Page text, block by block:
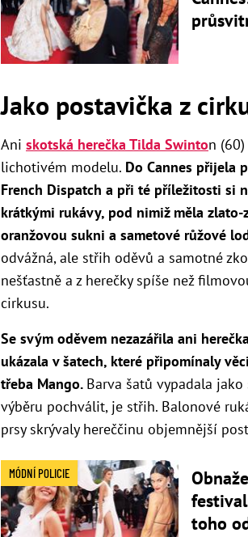
Jako postavička z
Ani skotská herečka Tilda Swinton
lichotivém modelu. Do Cannes přijela
French Dispatch a při té příležitosti si
krátkými rukávy, pod nimiž měla
oranžovou sukni a sametové růžové
odvážná, ale střih oděvů a samotné
nešťastně a z herečky spíše než
cirkusu.
Se svým oděvem nezazářila ani herečka
ukázala v šatech, které připomínaly
třeba Mango. Barva šatů vypadala
výběru pochválit, je střih. Balonové
prsy skrývaly hereččinu objemnější
MÓDNÍ POLICIE
toho